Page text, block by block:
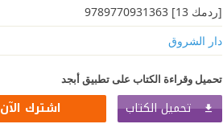
[ردمك 13] 9789770931363
دار الشروق
تحميل وقراءة الكتاب على تطبيق أبجد
تحميل الكتاب اشترك الآن